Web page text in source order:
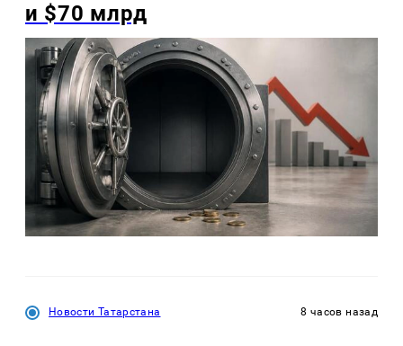
и $70 млрд
Новости Татарстана 8 часов назад